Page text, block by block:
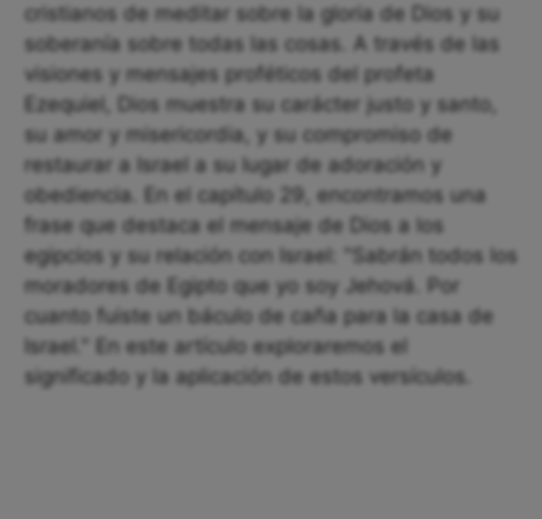
cristianos de meditar sobre la gloria de Dios y su
soberanía sobre todas las cosas. A través de las
visiones y mensajes proféticos del profeta
Ezequiel, Dios muestra su carácter justo y santo,
su amor y misericordia, y su compromiso de
restaurar a Israel a su lugar de adoración y
obediencia. En el capítulo 29, encontramos una
frase que destaca el mensaje de Dios a los
egipcios y su relación con Israel: "Sabrán todos los
moradores de Egipto que yo soy Jehová. Por
cuanto fuiste un báculo de caña para la casa de
Israel." En este artículo exploraremos el
significado y la aplicación de estos versículos.